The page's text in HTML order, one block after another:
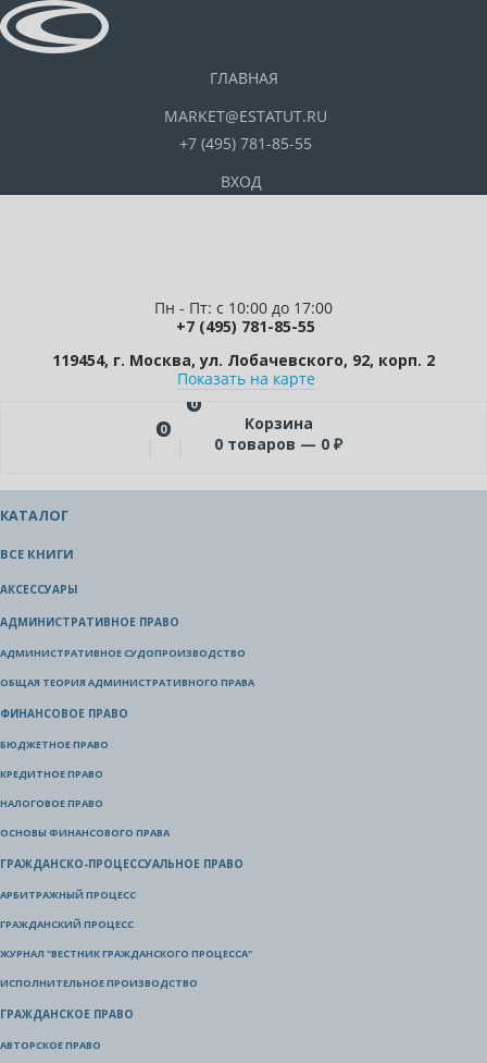
ГЛАВНАЯ
MARKET@ESTATUT.RU
+7 (495) 781-85-55
ВХОД
Пн - Пт: с 10:00 до 17:00
+7 (495) 781-85-55
119454, г. Москва, ул. Лобачевского, 92, корп. 2
Показать на карте
0
0
Корзина
0 товаров — 0 ₽
КАТАЛОГ
ВСЕ КНИГИ
АКСЕССУАРЫ
АДМИНИСТРАТИВНОЕ ПРАВО
АДМИНИСТРАТИВНОЕ СУДОПРОИЗВОДСТВО
ОБЩАЯ ТЕОРИЯ АДМИНИСТРАТИВНОГО ПРАВА
ФИНАНСОВОЕ ПРАВО
БЮДЖЕТНОЕ ПРАВО
КРЕДИТНОЕ ПРАВО
НАЛОГОВОЕ ПРАВО
ОСНОВЫ ФИНАНСОВОГО ПРАВА
ГРАЖДАНСКО-ПРОЦЕССУАЛЬНОЕ ПРАВО
АРБИТРАЖНЫЙ ПРОЦЕСС
ГРАЖДАНСКИЙ ПРОЦЕСС
ЖУРНАЛ "ВЕСТНИК ГРАЖДАНСКОГО ПРОЦЕССА"
ИСПОЛНИТЕЛЬНОЕ ПРОИЗВОДСТВО
ГРАЖДАНСКОЕ ПРАВО
АВТОРСКОЕ ПРАВО